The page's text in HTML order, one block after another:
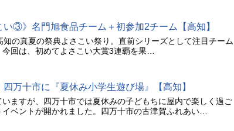
い③》名門旭食品チーム＋初参加2チーム【高知】
知の真夏の祭典よさこい祭り。直前シリーズとして注目チーム
回は、初めてよさこい大賞3連覇を果…
万十市に『夏休み小学生遊び場』【高知】
ますが、四万十市では夏休みの子どもちに屋内で楽しく過ご
イベントが開かれました。四万十市の古津賀ふれあい…